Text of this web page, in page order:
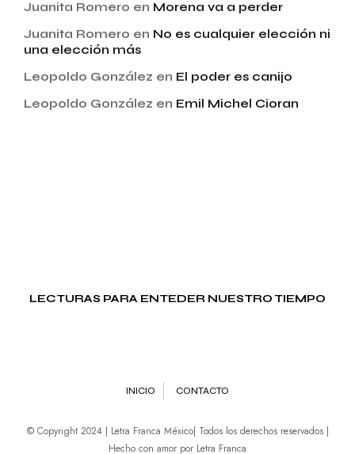
Juanita Romero en Morena va a perder
Juanita Romero en No es cualquier elección ni
una elección más
Leopoldo González en El poder es canijo
Leopoldo González en Emil Michel Cioran
LECTURAS PARA ENTEDER NUESTRO TIEMPO
INICIO CONTACTO
© Copyright 2024 | Letra Franca México| Todos los derechos reservados |
Hecho con amor por Letra Franca